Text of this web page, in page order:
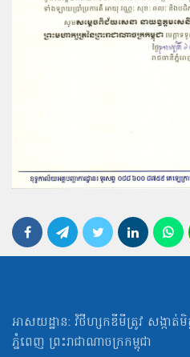
អាសយដ្ឋាន: វិថីហ្សកឌីមីត្រូវ សង្កាត់មិ
ភ្នំពេញ ព្រះរាជាណាចក្រកម្ពុជា